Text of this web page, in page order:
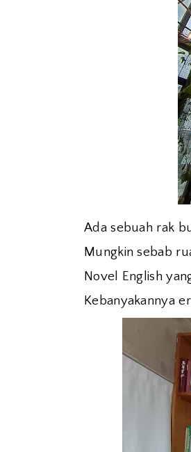
Ada sebuah rak
Mungkin sebab
Novel English
Kebanyakannya